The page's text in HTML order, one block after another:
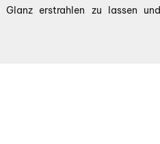
erstrahlen zu lassen